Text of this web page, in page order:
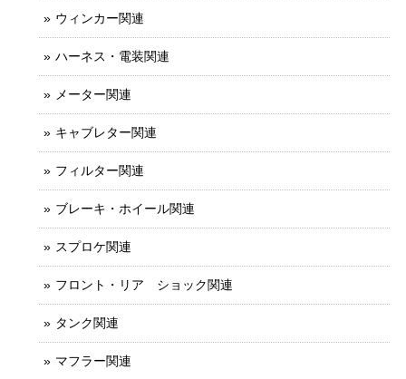
ウィンカー関連
ハーネス・電装関連
メーター関連
キャブレター関連
フィルター関連
ブレーキ・ホイール関連
スプロケ関連
フロント・リア ショック関連
タンク関連
マフラー関連